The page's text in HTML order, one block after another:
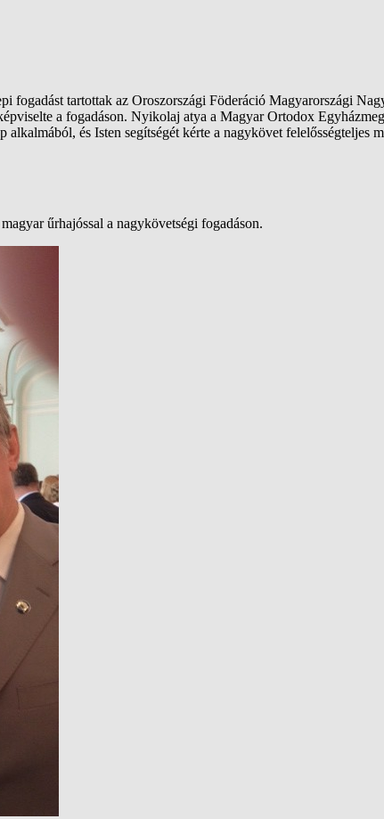
fogadást tartottak az Oroszországi Föderáció Magyarországi
a fogadáson. Nyikolaj atya a Magyar Ortodox
és Isten segítségét kérte a nagykövet felelősségteljes
űrhajóssal a nagykövetségi fogadáson.